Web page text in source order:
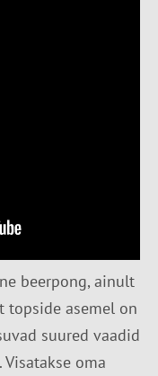
beerpong, ainult
topside asemel on
suured vaadid
oma